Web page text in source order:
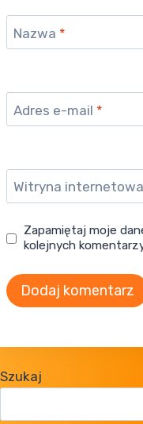
Nazwa *
Adres e-mail *
Witryna internetowa
Zapamiętaj moje
kolejnych
Szukaj